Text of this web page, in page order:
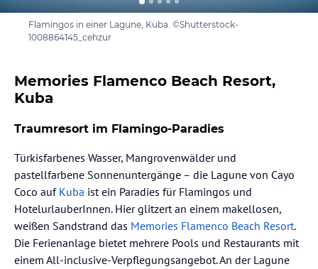
Flamingos in einer Lagune, Kuba. ©Shutterstock-
1008864145_cehzur
Memories Flamenco Beach Resort,
Kuba
Traumresort im Flamingo-Paradies
Türkisfarbenes Wasser, Mangrovenwälder und
pastellfarbene Sonnenuntergänge – die Lagune von Cayo
Coco auf Kuba ist ein Paradies für Flamingos und
HotelurlauberInnen. Hier glitzert an einem makellosen,
weißen Sandstrand das Memories Flamenco Beach Resort.
Die Ferienanlage bietet mehrere Pools und Restaurants mit
einem All-inclusive-Verpflegungsangebot. An der Lagune